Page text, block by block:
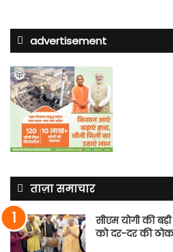
advertisement
ताज़ा समाचार
सीएम योगी की
को दर-दर की